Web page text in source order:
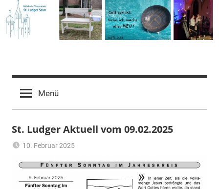
Inhalt
springen
Pfarrgemeinde
St.
Ludger
Selm
Menü
St. Ludger Aktuell vom 09.02.2025
10. Februar 2025
Temme
Allgemein